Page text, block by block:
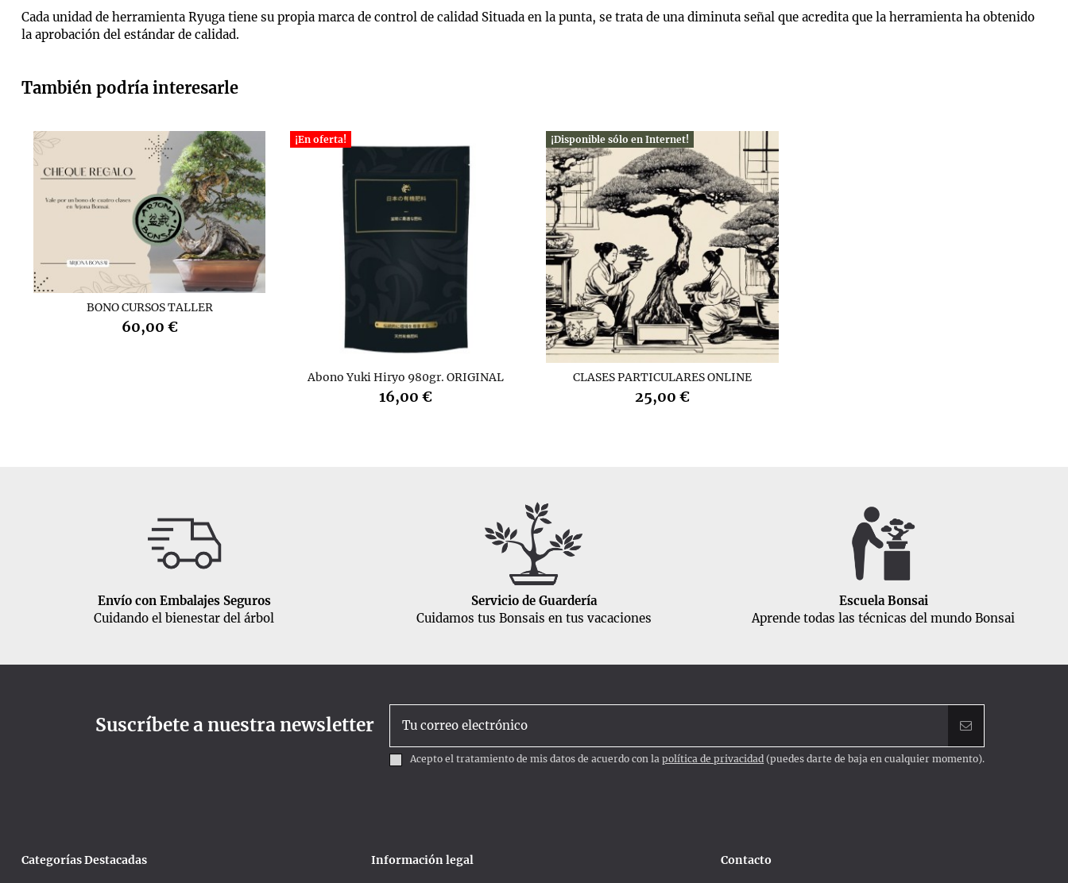
Cada unidad de herramienta Ryuga tiene su propia marca de control de calidad Situada en la punta, se trata de una diminuta señal que acredita que la herramienta ha obtenido
la aprobación del estándar de calidad.
También podría interesarle
BONO CURSOS TALLER
60,00 €
¡En oferta!
Abono Yuki Hiryo 980gr. ORIGINAL
16,00 €
¡Disponible sólo en Internet!
CLASES PARTICULARES ONLINE
25,00 €
Envío con Embalajes Seguros
Cuidando el bienestar del árbol
Servicio de Guardería
Cuidamos tus Bonsais en tus vacaciones
Escuela Bonsai
Aprende todas las técnicas del mundo Bonsai
Suscríbete a nuestra newsletter
Acepto el tratamiento de mis datos de acuerdo con lapolítica de privacidad (puedes darte de baja en cualquier momento).
Categorías Destacadas Información legal Contacto